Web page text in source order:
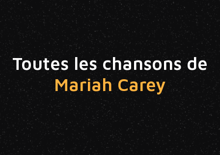
Toutes les chansons de
Mariah Carey